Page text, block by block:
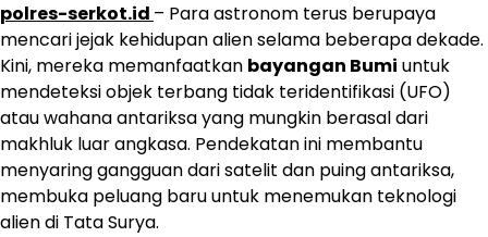
polres-serkot.id – Para astronom terus berupaya
mencari jejak kehidupan alien selama beberapa dekade.
Kini, mereka memanfaatkan bayangan Bumi untuk
mendeteksi objek terbang tidak teridentifikasi (UFO)
atau wahana antariksa yang mungkin berasal dari
makhluk luar angkasa. Pendekatan ini membantu
menyaring gangguan dari satelit dan puing antariksa,
membuka peluang baru untuk menemukan teknologi
alien di Tata Surya.